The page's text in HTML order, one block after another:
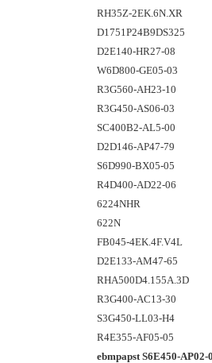
RH35Z-2EK.6N.XR
D1751P24B9DS325
D2E140-HR27-08
W6D800-GE05-03
R3G560-AH23-10
R3G450-AS06-03
SC400B2-AL5-00
D2D146-AP47-79
S6D990-BX05-05
R4D400-AD22-06
6224NHR
622N
FB045-4EK.4F.V4L
D2E133-AM47-65
RHA500D4.155A.3D
R3G400-AC13-30
S3G450-LL03-H4
R4E355-AF05-05
ebmpapst S6E450-